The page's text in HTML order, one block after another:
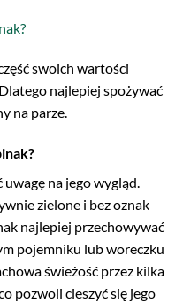
swoich wartości
najlepiej spożywać
na parze.
na jego wygląd.
zielone i bez oznak
najlepiej przechowywać
pojemniku lub woreczku
świeżość przez kilka
pozwoli cieszyć się jego